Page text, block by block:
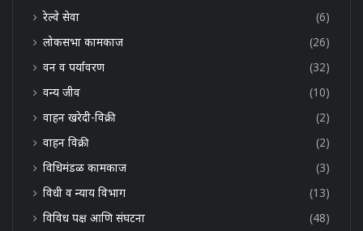
रेल्वे सेवा
(6)
लोकसभा कामकाज
(26)
वन व पर्यावरण
(32)
वन्य जीव
(10)
वाहन खरेदी-विक्री
(2)
वाहन विक्री
(2)
विधिमंडळ कामकाज
(3)
विधी व न्याय विभाग
(13)
विविध पक्ष आणि संघटना
(48)